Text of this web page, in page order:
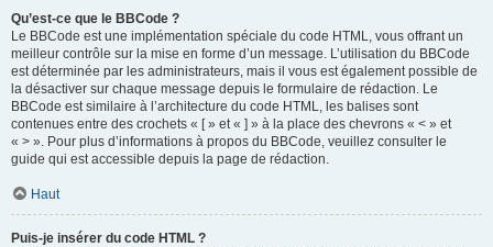
Qu’est-ce que le BBCode ?
Le BBCode est une implémentation spéciale du code HTML, vous offrant un
meilleur contrôle sur la mise en forme d’un message. L’utilisation du BBCode
est déterminée par les administrateurs, mais il vous est également possible de
la désactiver sur chaque message depuis le formulaire de rédaction. Le
BBCode est similaire à l’architecture du code HTML, les balises sont
contenues entre des crochets « [ » et « ] » à la place des chevrons « < » et
« > ». Pour plus d’informations à propos du BBCode, veuillez consulter le
guide qui est accessible depuis la page de rédaction.
Haut
Puis-je insérer du code HTML ?